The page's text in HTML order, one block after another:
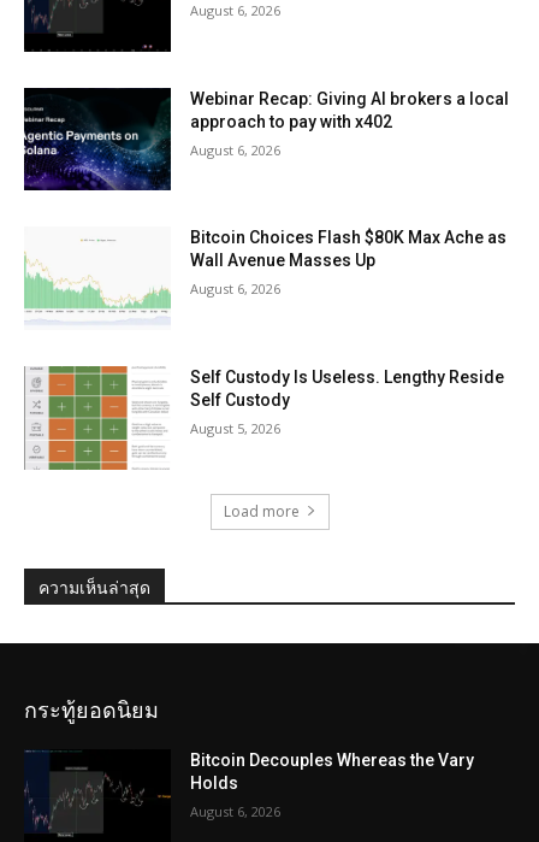
August 6, 2026
Webinar Recap: Giving AI brokers a local
approach to pay with x402
August 6, 2026
Bitcoin Choices Flash $80K Max Ache as
Wall Avenue Masses Up
August 6, 2026
Self Custody Is Useless. Lengthy Reside
Self Custody
August 5, 2026
Load more
ความเห็นล่าสุด
กระทู้ยอดนิยม
Bitcoin Decouples Whereas the Vary
Holds
August 6, 2026